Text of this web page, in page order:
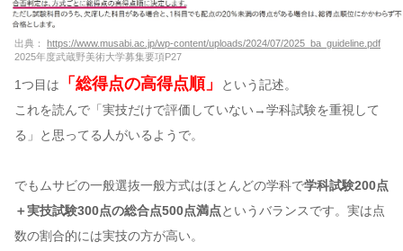
出典：
https://www.musabi.ac.jp/wp-content/uploads/2024/07/2025_ba_guideline.pdf
2025年度武蔵野美術大学募集要項P27
1つ目は 「総得点の高得点順」
という記述。
これを読んで「実技だけで評価していない→学科試験を重視して
る」と思ってる人がいるようで。
でもムサビの一般選抜一般方式はほとんどの学科で学科試験200点
＋実技試験300点の総合点500点満点というバランスです。実は点
数の割合的には実技の方が高い。